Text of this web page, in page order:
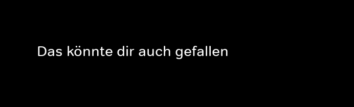
Das könnte dir auch gefallen